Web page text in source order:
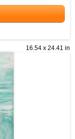
16.54 x 24.41 in